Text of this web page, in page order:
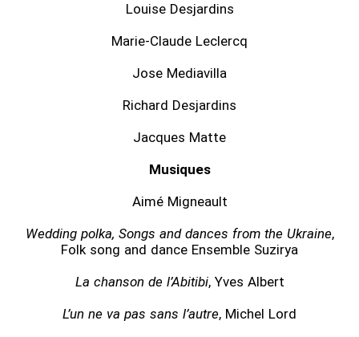
Louise Desjardins
Marie-Claude Leclercq
Jose Mediavilla
Richard Desjardins
Jacques Matte
Musiques
Aimé Migneault
Wedding polka, Songs and dances from the Ukraine,
Folk song and dance Ensemble Suzirya
La chanson de l’Abitibi, Yves Albert
L’un ne va pas sans l’autre, Michel Lord